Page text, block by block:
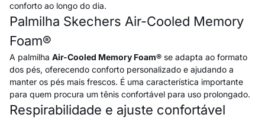
conforto ao longo do dia.
Palmilha Skechers Air-Cooled Memory
Foam®
A palmilha Air-Cooled Memory Foam® se adapta ao formato
dos pés, oferecendo conforto personalizado e ajudando a
manter os pés mais frescos. É uma característica importante
para quem procura um tênis confortável para uso prolongado.
Respirabilidade e ajuste confortável